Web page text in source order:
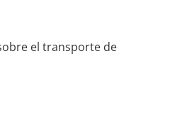
el transporte de